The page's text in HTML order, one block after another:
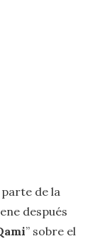
de la
después
” sobre el